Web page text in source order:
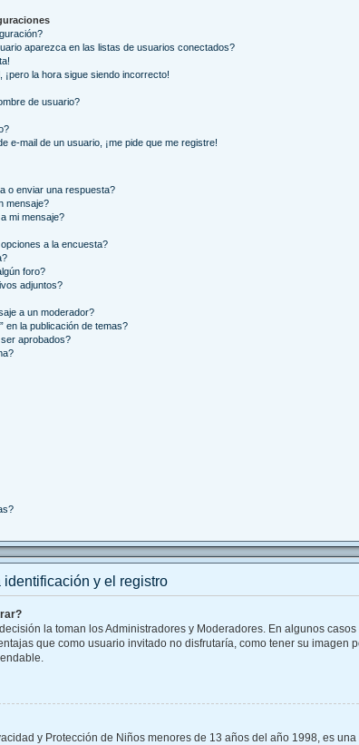
aparezca en las listas de usuarios conectados?
¡pero la hora sigue siendo incorrecto!
de usuario?
e-mail de un usuario, ¡me pide que me registre!
o enviar una respuesta?
mensaje?
mi mensaje?
a la encuesta?
foro?
adjuntos?
a un moderador?
en la publicación de temas?
aprobados?
y el registro
la toman los Administradores y Moderadores. En algunos
que como usuario invitado no disfrutaría, como tener su
y Protección de Niños menores de 13 años del año 1998, es